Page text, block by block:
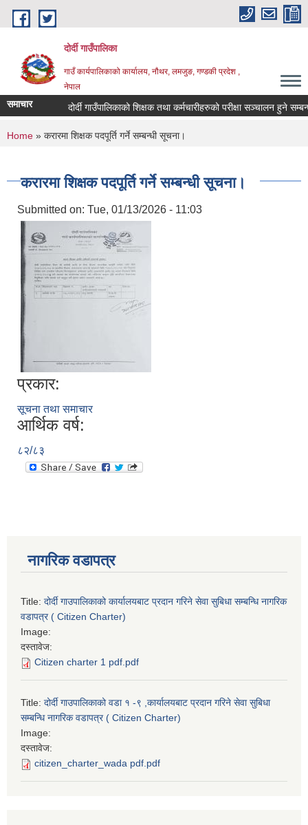
Skip to main content
दोर्दी गाउँपालिका
गाउँ कार्यपालिकाको कार्यालय, नौथर, लमजुङ, गण्डकी प्रदेश ,
नेपाल
समाचार दोर्दी गाउँपालिकाको शिक्षक तथा कर्मचारीहरुको परीक्षा सञ्चालन हुने
You are here
Home » करारमा शिक्षक पदपूर्ति गर्ने सम्बन्धी सूचना।
करारमा शिक्षक पदपूर्ति गर्ने सम्बन्धी सूचना।
Submitted on: Tue, 01/13/2026 - 11:03
प्रकार:
सूचना तथा समाचार
आर्थिक वर्ष:
८२/८३
नागरिक वडापत्र
Title: दोर्दी गाउपालिकाको कार्यालयबाट प्रदान गरिने सेवा सुबिधा सम्बन्धि नागरिक
वडापत्र ( Citizen Charter)
Image:
दस्तावेज:
Citizen charter 1 pdf.pdf
Title: दोर्दी गाउपालिकाको वडा १ -९ ,कार्यालयबाट प्रदान गरिने सेवा सुबिधा
सम्बन्धि नागरिक वडापत्र ( Citizen Charter)
Image:
दस्तावेज:
citizen_charter_wada pdf.pdf